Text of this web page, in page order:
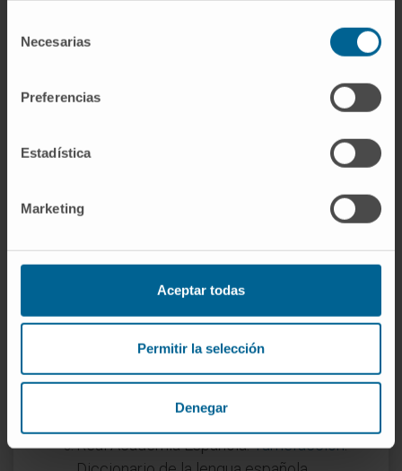
Necesarias
Preferencias
Estadística
Marketing
Aceptar todas
Permitir la selección
Denegar
articulación y suele acompañarse de
movimiento. El artronco se limita a nombrar la
aparecer en la artritis pero también en
procesos no inflamatorios, como un derrame
mecánico postraumático o ciertos depósitos
cristalinos.
Referencias
Biblioteca Nacional de Medicina de EE.
UU.Hinchazón articular. MedlinePlus en
Villa-Forte A.Evaluación del paciente con
versión para profesionales.
Real Academia Española.Tumefacción.